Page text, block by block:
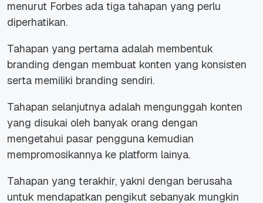
menurut Forbes ada tiga tahapan yang perlu
diperhatikan.
Tahapan yang pertama adalah membentuk
branding dengan membuat konten yang konsisten
serta memiliki branding sendiri.
Tahapan selanjutnya adalah mengunggah konten
yang disukai oleh banyak orang dengan
mengetahui pasar pengguna kemudian
mempromosikannya ke platform lainya.
Tahapan yang terakhir, yakni dengan berusaha
untuk mendapatkan pengikut sebanyak mungkin